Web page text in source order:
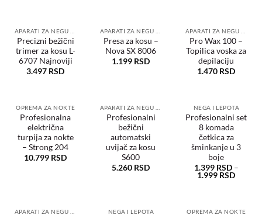
Dodaj
u
željene
Precizni bežični
trimer za kosu L-
6707 Najnoviji
3.497 RSD
Dodaj
u
željene
Presa za kosu –
Nova SX 8006
1.199 RSD
Dodaj
željene
Pro Wax 100 –
Topilica voska za
depilaciju
1.470 RSD
Dodaj
u
željene
OPREMA ZA NOKTE
Profesionalna
električna
turpija za nokte
– Strong 204
10.799 RSD
Dodaj
u
Profesionalni
bežični
automatski
uvijač za kosu
S600
5.260 RSD
Dodaj
željene
NEGA I LEPOTA
Profesionalni set
8 komada
četkica za
šminkanje u 3
boje
1.399 RSD–
1.999 RSD
NEGA I LEPOTA OPREMA ZA NOKTE